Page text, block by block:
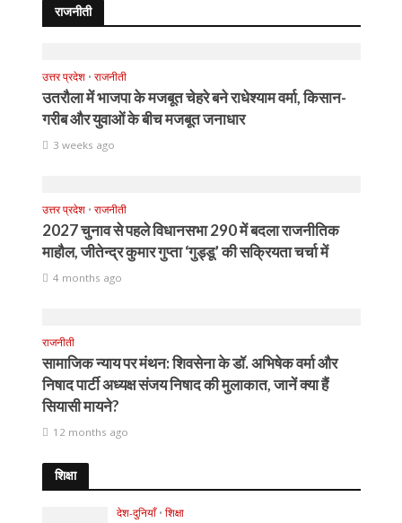
राजनीती
उत्तर प्रदेश • राजनीती
उतरौला में भाजपा के मजबूत चेहरे बने राधेश्याम वर्मा, किसान-
गरीब और युवाओं के बीच मजबूत जनाधार
3 weeks ago
उत्तर प्रदेश • राजनीती
2027 चुनाव से पहले विधानसभा 290 में बदला राजनीतिक
माहौल, जीतेन्द्र कुमार गुप्ता ‘गुड्डू’ की सक्रियता चर्चा में
4 months ago
राजनीती
सामाजिक न्याय पर मंथन: शिवसेना के डॉ. अभिषेक वर्मा और
निषाद पार्टी अध्यक्ष संजय निषाद की मुलाकात, जानें क्या हैं
सियासी मायने?
12 months ago
शिक्षा
देश-दुनियाँ • शिक्षा